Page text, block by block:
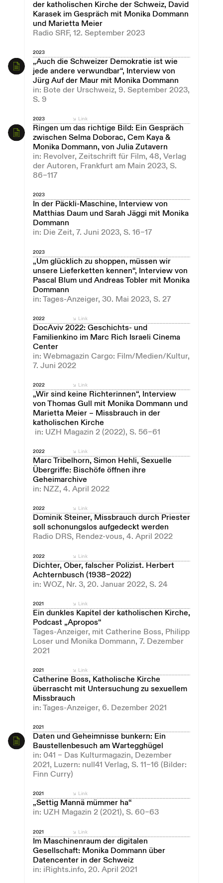
der katholischen Kirche der Schweiz, David
Karasek im Gespräch mit Monika Dommann
und Marietta Meier
Radio SRF, 12. September 2023
2023
„Auch die Schweizer Demokratie ist wie
jede andere verwundbar“, Interview von
Jürg Auf der Maur mit Monika Dommann
in: Bote der Urschweiz, 9. September 2023,
S. 9
2023
Ringen um das richtige Bild: Ein Gespräch
zwischen Selma Doborac, Cem Kaya &
Monika Dommann, von Julia Zutavern
in: Revolver, Zeitschrift für Film, 48, Verlag
der Autoren, Frankfurt am Main 2023, S.
86–117
Link
2023
In der Päckli-Maschine, Interview von
Matthias Daum und Sarah Jäggi mit Monika
Dommann
in: Die Zeit, 7. Juni 2023, S. 16–17
2023
„Um glücklich zu shoppen, müssen wir
unsere Lieferketten kennen“, Interview von
Pascal Blum und Andreas Tobler mit Monika
Dommann
in: Tages-Anzeiger, 30. Mai 2023, S. 27
2022
DocAviv 2022: Geschichts- und
Familienkino im Marc Rich Israeli Cinema
Center
in: Webmagazin Cargo: Film/Medien/Kultur,
7. Juni 2022
Link
2022
„Wir sind keine Richterinnen“, Interview
von Thomas Gull mit Monika Dommann und
Marietta Meier – Missbrauch in der
katholischen Kirche
in: UZH Magazin 2 (2022), S. 56–61
Link
2022
Marc Tribelhorn, Simon Hehli, Sexuelle
Übergriffe: Bischöfe öffnen ihre
Geheimarchive
in: NZZ, 4. April 2022
Link
2022
Dominik Steiner, Missbrauch durch Priester
soll schonungslos aufgedeckt werden
Radio DRS, Rendez-vous, 4. April 2022
Link
2022
Dichter, Ober, falscher Polizist. Herbert
Achternbusch (1938–2022)
in: WOZ, Nr. 3, 20. Januar 2022, S. 24
Link
2021
Ein dunkles Kapitel der katholischen Kirche,
Podcast „Apropos“
Tages-Anzeiger, mit Catherine Boss, Philipp
Loser und Monika Dommann, 7. Dezember
2021
Link
2021
Catherine Boss, Katholische Kirche
überrascht mit Untersuchung zu sexuellem
Missbrauch
in: Tages-Anzeiger, 6. Dezember 2021
Link
2021
Daten und Geheimnisse bunkern: Ein
Baustellenbesuch am Wartegghügel
in: 041 – Das Kulturmagazin, Dezember
2021, Luzern: null41 Verlag, S. 11–16 (Bilder:
Finn Curry)
2021
„Settig Mannä mümmer ha“
in: UZH Magazin 2 (2021), S. 60–63
Link
2021
Im Maschinenraum der digitalen
Gesellschaft: Monika Dommann über
Datencenter in der Schweiz
in: iRights.info, 20. April 2021
Link